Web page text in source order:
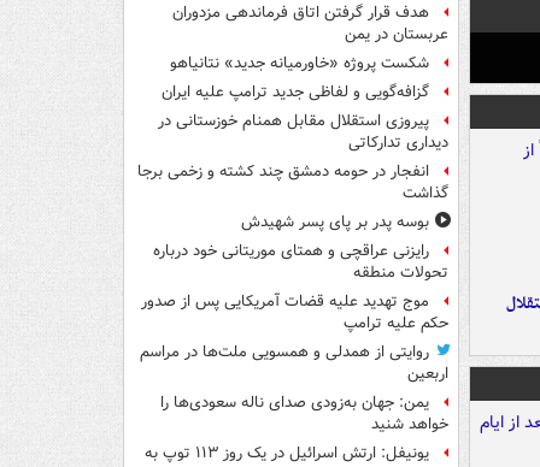
هدف قرار گرفتن اتاق‌ فرماندهی مزدوران
عربستان در یمن
شکست پروژه «خاورمیانه جدید» نتانیاهو
گزافه‌گویی و لفاظی جدید ترامپ علیه ایران
پیروزی استقلال مقابل همنام خوزستانی در
دیداری تدارکاتی
انفجار در حومه دمشق چند کشته و زخمی برجا
گذاشت
بوسه‌ پدر بر پای پسر شهیدش
رایزنی عراقچی و همتای موریتانی خود درباره
تحولات منطقه
موج تهدید علیه قضات آمریکایی پس از صدور
حکم علیه ترامپ
روایتی از همدلی و همسویی ملت‌ها در مراسم
اربعین
یمن: جهان به‌زودی صدای ناله سعودی‌ها را
خواهد شنید
یونیفل: ارتش اسرائیل در یک روز ۱۱۳ توپ به